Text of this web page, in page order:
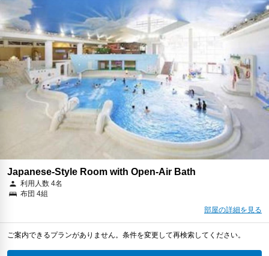
Japanese-Style Room with Open-Air Bath
利用人数 4名
布団 4組
部屋の詳細を見る
ご案内できるプランがありません。条件を変更して再検索してください。